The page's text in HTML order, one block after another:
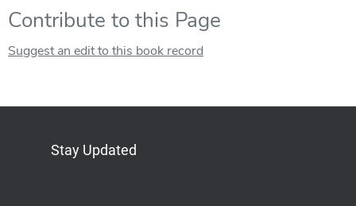
Contribute to this Page
Suggest an edit to this book record
Stay Updated